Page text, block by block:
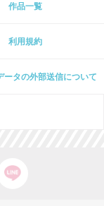
作品一覧
利用規約
ータの外部送信について